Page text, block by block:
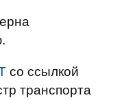
со ссылкой
транспорта